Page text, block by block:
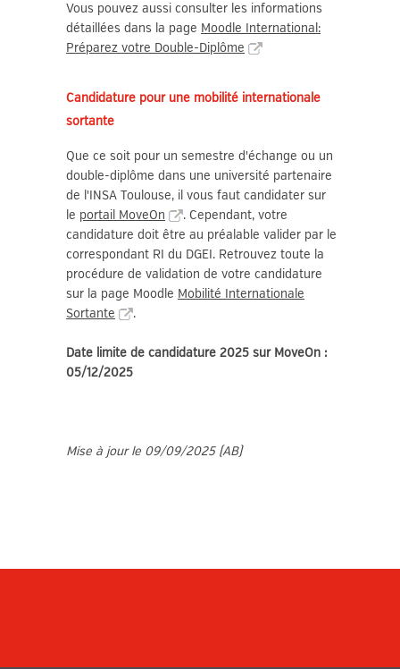
Vous pouvez aussi consulter les informations
détaillées dans la page Moodle International:
Préparez votre Double-Diplôme
Candidature pour une mobilité internationale
sortante
Que ce soit pour un semestre d'échange ou un
double-diplôme dans une université partenaire
de l'INSA Toulouse, il vous faut candidater sur
le portail MoveOn
. Cependant, votre
candidature doit être au préalable valider par le
correspondant RI du DGEI. Retrouvez toute la
procédure de validation de votre candidature
sur la page Moodle Mobilité Internationale
Sortante
.
Date limite de candidature 2025 sur MoveOn :
05/12/2025
Mise à jour le 09/09/2025 (AB)